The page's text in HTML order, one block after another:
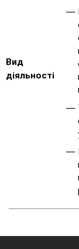
Вид
діяльності